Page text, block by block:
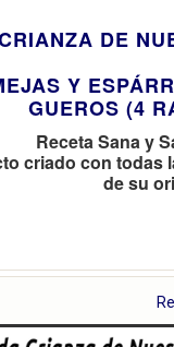
DE
Y
GUEROS (4
Receta Sana y
criado con todas
de su